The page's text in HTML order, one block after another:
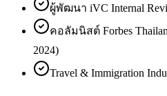
ผู้พัฒนา iVC Internal
คอลัมนิสต์ Forbes
2024)
Travel & Immigration